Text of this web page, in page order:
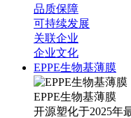
品质保障
可持续发展
关联企业
企业文化
EPPE生物基薄膜
EPPE生物基薄膜
开源塑化于2025年